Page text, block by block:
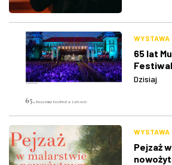
WYSTAWA
65 lat
Dzisiaj
WYSTAWA
Pejzaż